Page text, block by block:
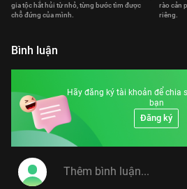
gia tộc hắt hủi từ nhỏ, từng bước tìm được
chỗ đứng của mình.
rào cản
riêng.
Bình luận
Hãy đăng ký tài khoản để chia
bạn
Đăng ký